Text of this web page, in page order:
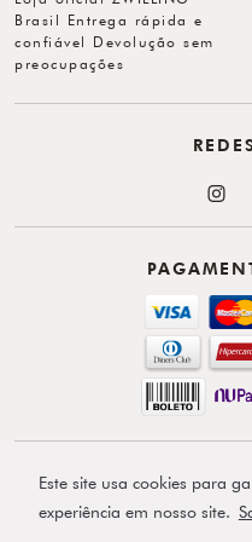
Este site usa cookies para
experiência em nosso site.
Brasil Entrega rápida e
confiável Devolução sem
preocupações
Esta loja online é operada
Exportação S/A, o distribuidor
Brasil. VAA Brasil Comércio,